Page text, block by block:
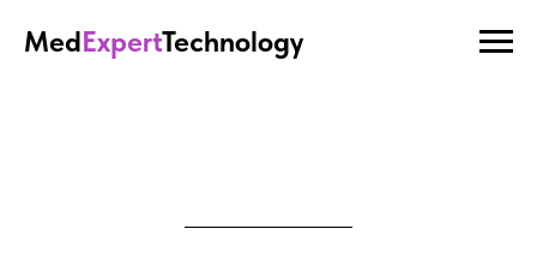
MedExpertTechnology